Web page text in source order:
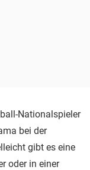
Nationalspieler
bei der
gibt es eine
oder in einer